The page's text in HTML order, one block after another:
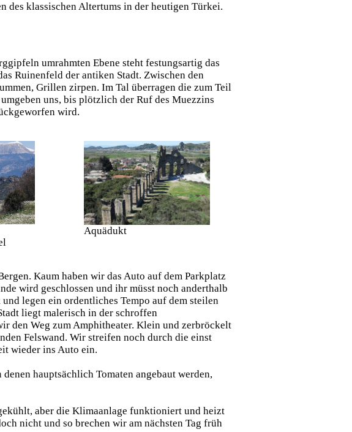
des klassischen Altertums in der heutigen Türkei.
umrahmten Ebene steht festungsartig das
Ruinenfeld der antiken Stadt. Zwischen den
Grillen zirpen. Im Tal überragen die zum Teil
uns, bis plötzlich der Ruf des Muezzins
wird.
Aquädukt
Kaum haben wir das Auto auf dem Parkplatz
wird geschlossen und ihr müsst noch anderthalb
legen ein ordentliches Tempo auf dem steilen
liegt malerisch in der schroffen
den Weg zum Amphitheater. Klein und zerbröckelt
Felswand. Wir streifen noch durch die einst
wieder ins Auto ein.
hauptsächlich Tomaten angebaut werden,
aber die Klimaanlage funktioniert und heizt
nicht und so brechen wir am nächsten Tag früh